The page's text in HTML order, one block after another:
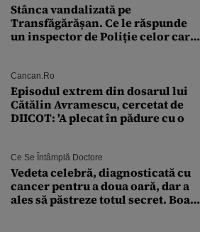
Stânca vandalizată pe
Transfăgărășan. Ce le răspunde
un inspector de Poliție celor care
Cancan.ro
Episodul extrem din dosarul lui
Cătălin Avramescu, cercetat de
DIICOT: 'A plecat în pădure cu o
Ce Se Întâmplă Doctore
Vedeta celebră, diagnosticată cu
cancer pentru a doua oară, dar a
ales să păstreze totul secret. Boala